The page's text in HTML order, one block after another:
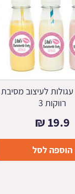
לעיצוב מסיבת
רווקות 3
19.9
₪
הוספה לסל